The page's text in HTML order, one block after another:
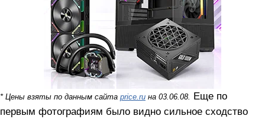
* Цены взяты по данным сайта price.ru на 03.06.08. Еще по
первым фотографиям было видно сильное сходство